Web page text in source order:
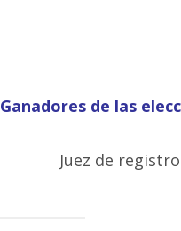
Ganadores de las
Juez de